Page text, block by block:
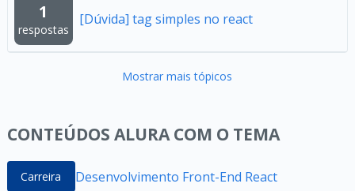
1
respostas
[Dúvida] tag simples no react
Mostrar mais tópicos
CONTEÚDOS ALURA COM O TEMA
Carreira Desenvolvimento Front-End React